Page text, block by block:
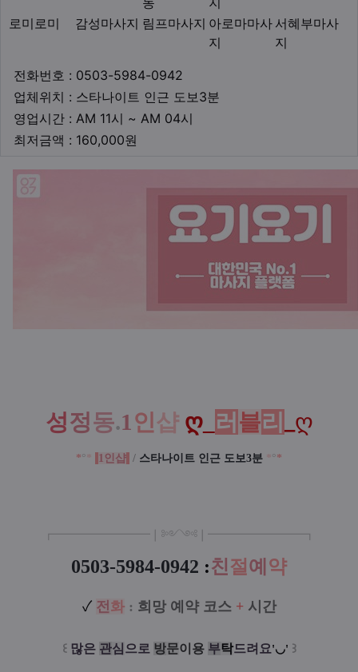
로미로미 감성마사지 림프마사지 아로마마사
지
서혜부마사
지
전화번호 : 0503-5984-0942
업체위치 : 스타나이트 인근 도보3분
영업시간 : AM 11시 ~ AM 04시
최저금액 : 160,000원
본문
성정동.1 인샵 ღ_ 러 블리 _ღ
* °* 1인샵 / 스타나이트 인근 도보3분 * °*
┏━━━━━━━━ ❘༻༺❘ ━━━━━━━━┓
0503-5984-0942 :친절 예 약
✓ 전화 : 희망 예약 코스 + 시간
꒰ 많은 관심 으로 방문이 용 부탁드려요'◡' ꒱